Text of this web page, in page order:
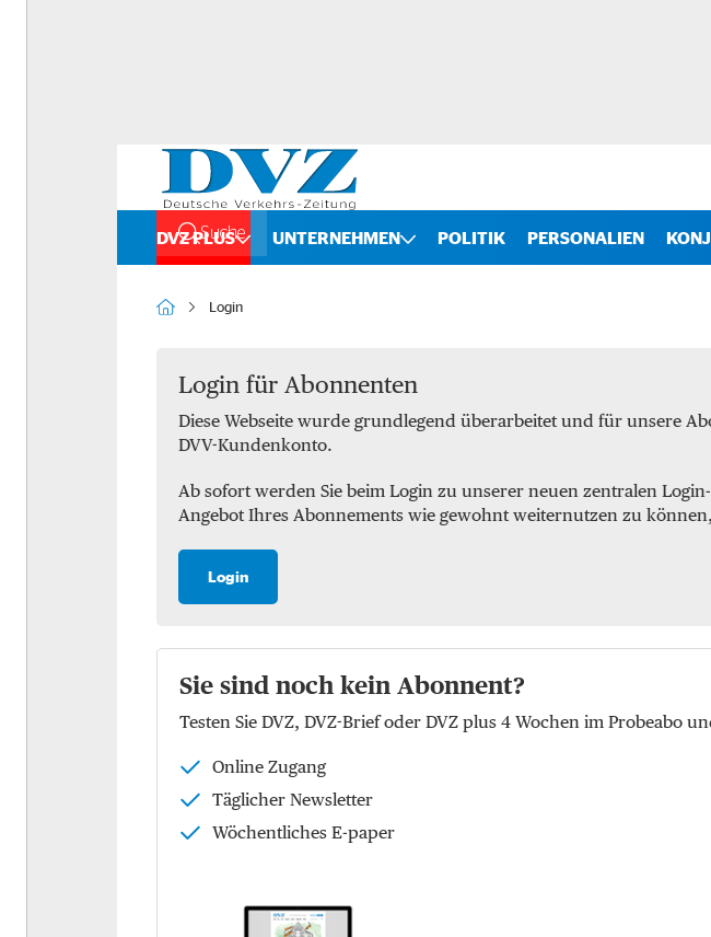
DVZ PLUS
Bilanzchecks
Fusionen und Übernahmen
Marktchecks
Vergleichschecks Top-
Hear the expert
Speech of the month
EU-Politik
Dossier: Future of commerce
UNTERNEHMEN
Kombinierter Verkehr
Binnenschifffahrt
Luft
Logistik
Logistikimmobilien
POLITIK PERSONALIEN
Suche
Login
Login für Abonnenten
Diese Webseite wurde grundlegend überarbeitet und für unsere
DVV-Kundenkonto.
Ab sofort werden Sie beim Login zu unserer neuen zentralen
Angebot Ihres Abonnements wie gewohnt weiternutzen zu
Login
Sie sind noch kein Abonnent?
Testen Sie DVZ, DVZ-Brief oder DVZ plus 4 Wochen im Probeabo
Online Zugang
Täglicher Newsletter
Wöchentliches E-paper